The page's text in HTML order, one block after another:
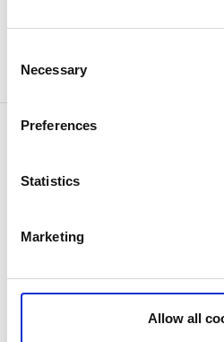
Selection
Necessary
Preferences
Statistics
Marketing
Allow all
erbjuder hållbara och
och matupplevelser
lokala råvaror.
Kontaktinformation
Alingsåsvägen 32
E-post:Skicka E-post
Hemsida:gasenemejeri.se